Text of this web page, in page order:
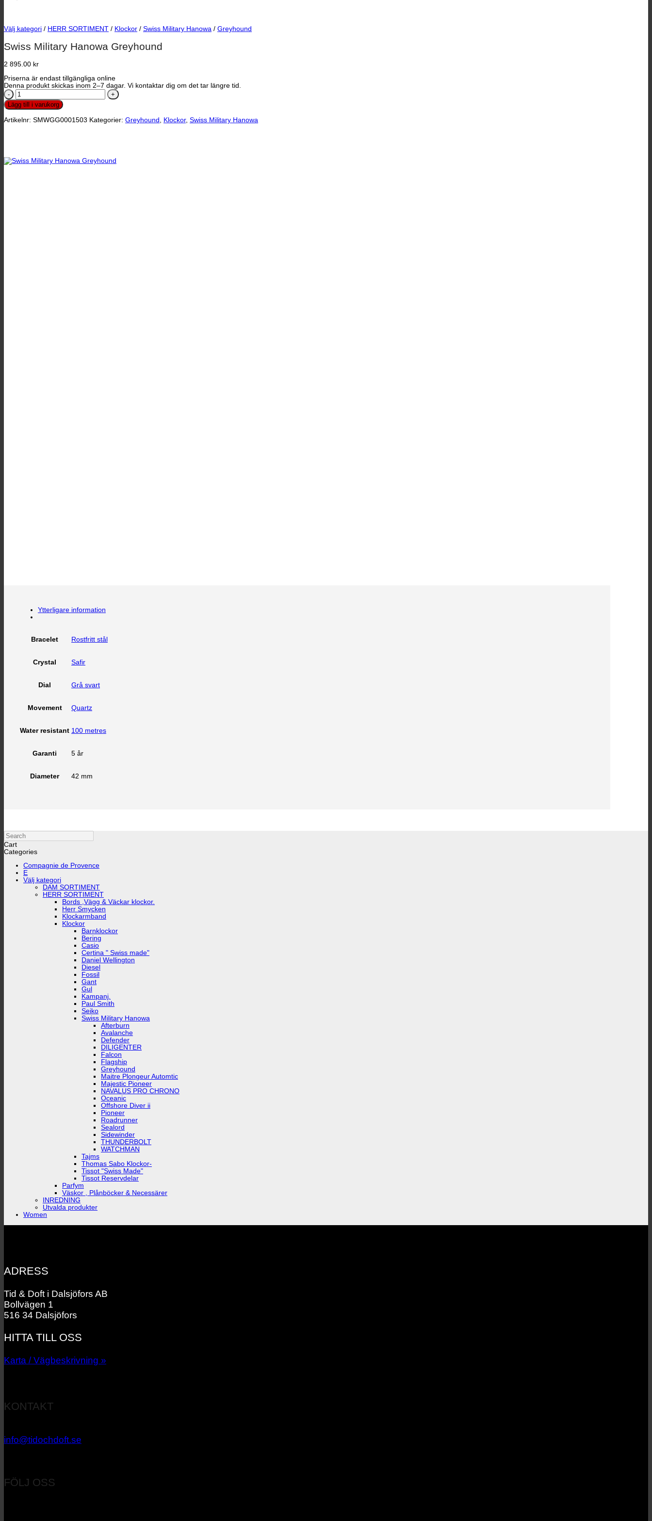
Välj kategori / HERR SORTIMENT / Klockor / Swiss Military Hanowa / Greyhound
Swiss Military Hanowa Greyhound
2 895.00 kr
Priserna är endast tillgängliga online
Denna produkt skickas inom 2–7 dagar. Vi kontaktar dig om det tar längre tid.
Swiss
Military
Hanowa
mängd
Lägg till i varukorg
Artikelnr: SMWGG0001503 Kategorier: Greyhound Klockor, Swiss Military Hanowa
Ytterligare information
Bracelet Rostfritt stål
Crystal Safir
Dial Grå svart
Movement Quartz
Water resistant 100 metres
Garanti 5 år
Diameter 42 mm
Search
Cart
Categories
Compagnie de Provence
E
Välj kategori
DAM SORTIMENT
HERR SORTIMENT
Bords ,Vägg & Väckar klockor.
Herr Smycken
Klockarmband
Klockor
Barnklockor
Bering
Casio
Certina " Swiss made"
Daniel Wellington
Diesel
Fossil
Gant
Gul
Kampanj.
Paul Smith
Seiko
Swiss Military Hanowa
Afterburn
Avalanche
Defender
DILIGENTER
Falcon
Flagship
Greyhound
Maitre Plongeur Automtic
Majestic Pioneer
NAVALUS PRO CHRONO
Oceanic
Offshore Diver ii
Pioneer
Roadrunner
Sealord
Sidewinder
THUNDERBOLT
WATCHMAN
Tajms
Thomas Sabo Klockor-
Tissot "Swiss Made"
Tissot Reservdelar
Parfym
Väskor , Plånböcker & Necessärer
INREDNING
Utvalda produkter
Women
ADRESS
Tid & Doft i Dalsjöfors AB
Bollvägen 1
516 34 Dalsjöfors
HITTA TILL OSS
Karta / Vägbeskrivning »
KONTAKT
info@tidochdoft.se
FÖLJ OSS